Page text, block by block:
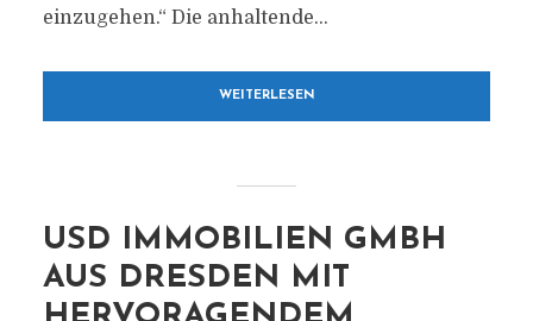
einzugehen.“ Die anhaltende...
WEITERLESEN
USD IMMOBILIEN GMBH
AUS DRESDEN MIT